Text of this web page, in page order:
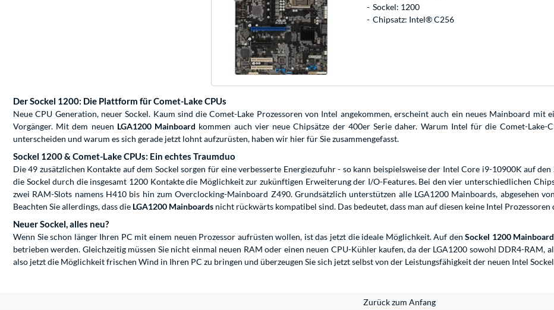
Sockel: 1200
Chipsatz: Intel® C256
Der Sockel 1200: Die Plattform für Comet-Lake CPUs
Neue CPU Generation, neuer Sockel. Kaum sind die Comet-Lake Prozessoren von Intel angekommen, erscheint auch ein neues Mainboard mit
Vorgänger. Mit dem neuen LGA1200 Mainboard kommen auch vier neue Chipsätze der 400er Serie daher. Warum Intel für die Comet-Lake-
unterscheiden und warum es sich gerade jetzt lohnt aufzurüsten, haben wir hier für Sie zusammengefasst.
Sockel 1200 & Comet-Lake CPUs: Ein echtes Traumduo
Die 49 zusätzlichen Kontakte auf dem Sockel sorgen für eine verbesserte Energiezufuhr - so kann beispielsweise der Intel Core i9-10900K auf
die Sockel durch die insgesamt 1200 Kontakte die Möglichkeit zur zukünftigen Erweiterung der I/O-Features. Bei den vier unterschiedlichen
zwei RAM-Slots namens H410 bis hin zum Overclocking-Mainboard Z490. Grundsätzlich unterstützen alle LGA1200 Mainboards, abgesehen
Beachten Sie allerdings, dass die LGA1200 Mainboards nicht rückwärts kompatibel sind. Das bedeutet, dass man auf diesen keine Intel
Neuer Sockel, alles neu?
Wenn Sie schon länger Ihren PC mit einem neuen Prozessor aufrüsten wollen, ist das jetzt die ideale Möglichkeit. Auf denSockel 1200
betrieben werden. Gleichzeitig müssen Sie nicht einmal neuen RAM oder einen neuen CPU-Kühler kaufen, da der LGA1200 sowohl DDR4-RAM,
also jetzt die Möglichkeit frischen Wind in Ihren PC zu bringen und überzeugen Sie sich jetzt selbst von der Leistungsfähigkeit der neuen Intel
Zurück zum Anfang